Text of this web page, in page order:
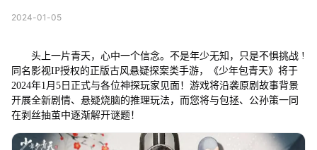
2024-01-05
头上一片青天，心中一个信念。不是年少无知，只是不惧挑战 !
同名影视IP授权的正版古风悬疑探案类手游，《少年包青天》将于
2024年1月5日正式与各位神探玩家见面！游戏将沿袭原剧故事背景
开展全新剧情、悬疑烧脑的推理玩法，而您将与包拯、公孙策一同
在剥丝抽茧中逐渐解开谜题！